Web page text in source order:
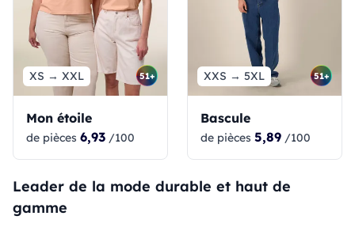
XS → XXL 51+
Mon étoile
de pièces 6,93 /100
XXS → 5XL 51+
Bascule
de pièces 5,89 /100
Leader de la mode durable et haut de
gamme